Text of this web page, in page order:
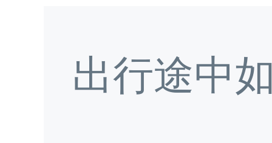
出行途中